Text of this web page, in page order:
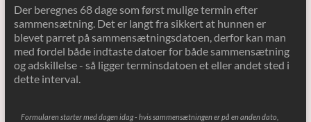
Der beregnes 68 dage som først mulige termin efter
sammensætning. Det er langt fra sikkert at hunnen er
blevet parret på sammensætningsdatoen, derfor kan man
med fordel både indtaste datoer for både sammensætning
og adskillelse - så ligger terminsdatoen et eller andet sted i
dette interval.
Formularen starter med dagen idag - hvis sammensætningen er på en anden dato,